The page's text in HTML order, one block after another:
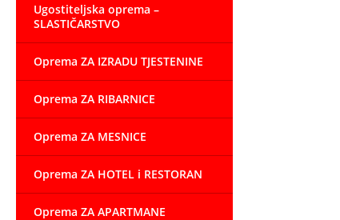
Ugostiteljska oprema –
SLASTIČARSTVO
Oprema ZA IZRADU TJESTENINE
Oprema ZA RIBARNICE
Oprema ZA MESNICE
Oprema ZA HOTEL i RESTORAN
Oprema ZA APARTMANE